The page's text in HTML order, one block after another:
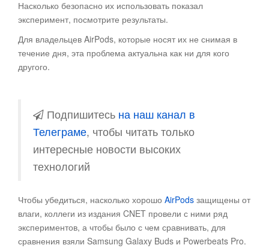
Насколько безопасно их использовать показал
эксперимент, посмотрите результаты.
Для владельцев AirPods, которые носят их не снимая в
течение дня, эта проблема актуальна как ни для кого
другого.
Подпишитесь на наш канал в
Телеграме, чтобы читать только
интересные новости высоких
технологий
Чтобы убедиться, насколько хорошо AirPods защищены от
влаги, коллеги из издания CNET провели с ними ряд
экспериментов, а чтобы было с чем сравнивать, для
сравнения взяли Samsung Galaxy Buds и Powerbeats Pro.